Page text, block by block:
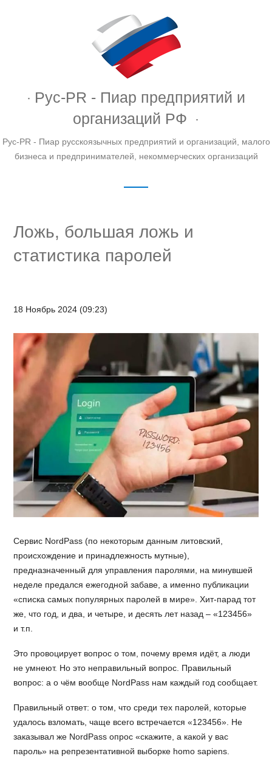
Рус-PR - Пиар предприятий и
организаций РФ
Рус-PR - Пиар русскоязычных предприятий и организаций, малого
бизнеса и предпринимателей, некоммерческих организаций
Ложь, большая ложь и
статистика паролей
18 Ноябрь 2024 (09:23)
Сервис NordPass (по некоторым данным литовский,
происхождение и принадлежность мутные),
предназначенный для управления паролями, на минувшей
неделе предался ежегодной забаве, а именно публикации
«списка самых популярных паролей в мире». Хит-парад тот
же, что год, и два, и четыре, и десять лет назад – «123456»
и т.п.
Это провоцирует вопрос о том, почему время идёт, а люди
не умнеют. Но это неправильный вопрос. Правильный
вопрос: а о чём вообще NordPass нам каждый год сообщает.
Правильный ответ: о том, что среди тех паролей, которые
удалось взломать, чаще всего встречается «123456». Не
заказывал же NordPass опрос «скажите, а какой у вас
пароль» на репрезентативной выборке homo sapiens.